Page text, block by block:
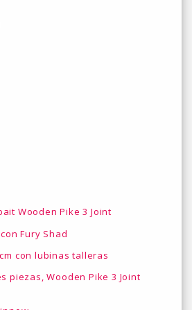
Wooden Pike 3 Joint
Fury Shad
con lubinas talleras
piezas, Wooden Pike 3 Joint